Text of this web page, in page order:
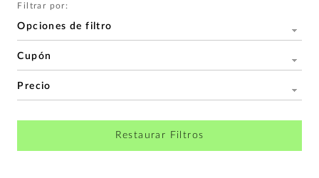
Filtrar por:
Opciones de filtro
Cupón
Precio
Restaurar Filtros